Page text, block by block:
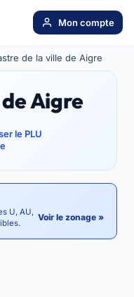
Mon compte
de la ville de Aigre
Aigre
le PLU
U, AU, Voir le zonage »